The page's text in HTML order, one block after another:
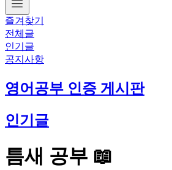
즐겨찾기
전체글
인기글
공지사항
영어공부 인증 게시판
인기글
틈새 공부 📖